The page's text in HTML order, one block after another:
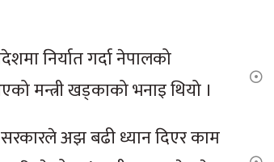
निर्यात गर्दा नेपालको
मन्त्री खड्काको भनाइ थियो ।
सरकारले अझ बढी ध्यान दिएर काम